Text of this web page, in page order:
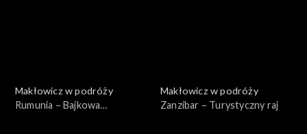
Makłowicz w podróży
Rumunia – Bajkowa
Makłowicz w podróży
Zanzibar – Turystyczny raj